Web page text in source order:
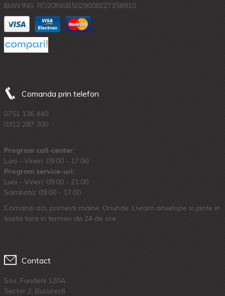
IBAN ING: RO20INGB5029008227358910
Comanda prin telefon
0751 136 440
0312 287 300
Program call-center:
Luni - Vineri: 09:00 - 17:00
Program service-uri:
Luni - Vineri: 09.00 - 21:00
Sambata: 09:00 - 17:00
Comanzi azi, primesti maine. Oriunde. Livram anvelope si jante in
toata tara in termen de 24 de ore.
Contact
Sos. Fundeni 120A
Sector 2, Bucuresti